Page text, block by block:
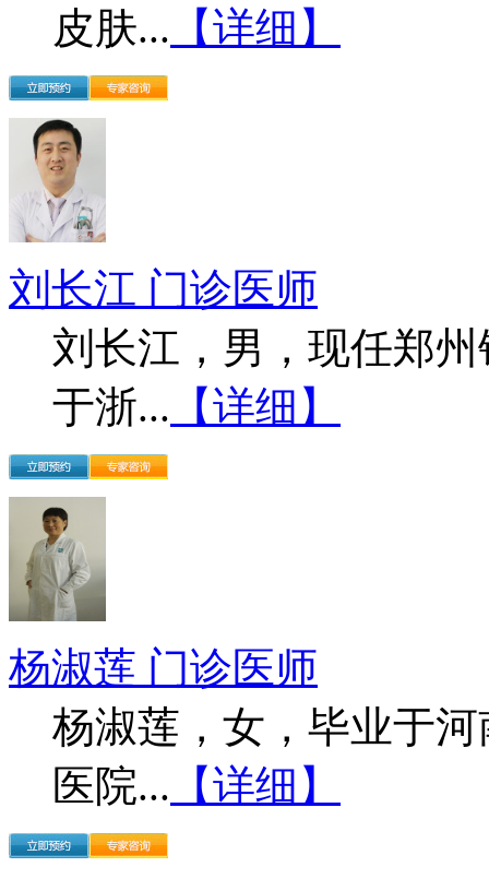
皮肤... 【详细】
刘长江 门诊医师
刘长江，男，现任郑
于浙... 【详细】
杨淑莲 门诊医师
杨淑莲，女，毕业于
医院... 【详细】